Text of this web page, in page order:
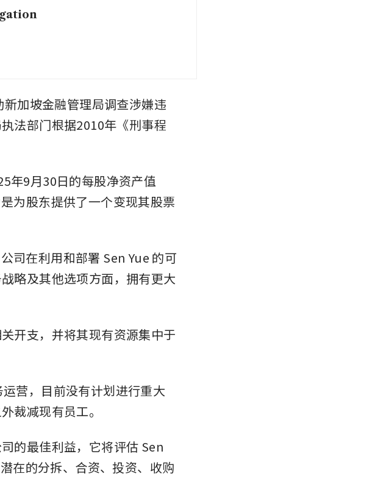
加坡金融管理局调查涉嫌违
法部门根据2010年《刑事程
年9月30日的每股净资产值
为股东提供了一个变现其股票
司在利用和部署 Sen Yue 的可
略及其他选项方面，拥有更大
开支，并将其现有资源集中于
营，目前没有计划进行重大
裁减现有员工。
的最佳利益，它将评估 Sen
在的分拆、合资、投资、收购